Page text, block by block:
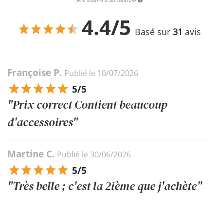
4.4/5 Basé sur 31 avis
Françoise P. Publié le 10/07/2026
5/5
"Prix correct Contient beaucoup
d'accessoires"
Martine C. Publié le 30/06/2026
5/5
"Très belle ; c'est la 2ième que j'achète"